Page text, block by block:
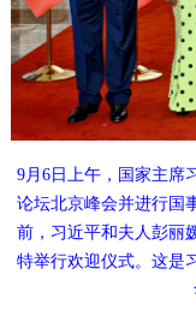
9月6日上午，国家主席
论坛北京峰会并进行国
前，习近平和夫人彭丽
特举行欢迎仪式。这是